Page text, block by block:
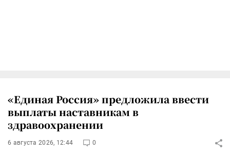
«Единая Россия» предложила ввести
выплаты наставникам в
здравоохранении
6 августа 2026, 12:44 0